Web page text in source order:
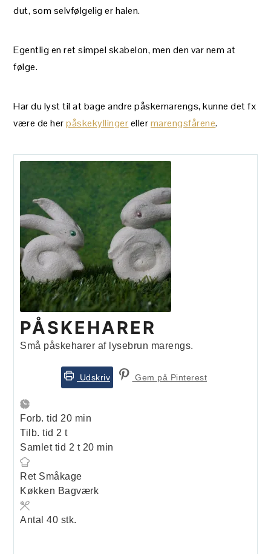
dut, som selvfølgelig er halen.
Egentlig en ret simpel skabelon, men den var nem at
følge.
Har du lyst til at bage andre påskemarengs, kunne det fx
være de herpåskekyllingerellermarengsfårene.
PÅSKEHARER
Små påskeharer af lysebrun marengs.
Udskriv Gem på Pinterest
Forb. tid 20minutter
min
Tilb. tid 2 timer
t
Samlet tid 2 timer
t 20minutter
min
Ret Småkage
Køkken Bagværk
Antal40 stk.